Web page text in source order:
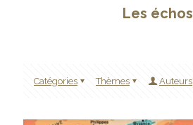
Les échos
Catégories Thèmes Auteurs